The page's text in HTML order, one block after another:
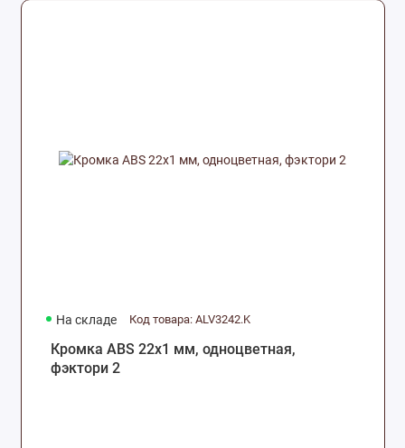
На складе Код товара: ALV3242.K
Кромка ABS 22х1 мм, одноцветная,
фэктори 2